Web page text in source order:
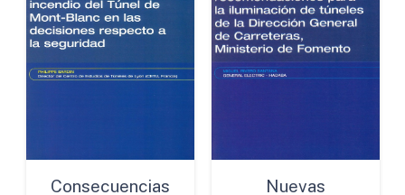
Consecuencias
Nuevas